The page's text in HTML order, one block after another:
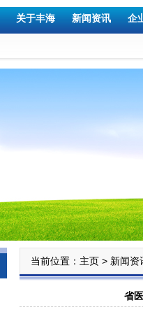
关于丰海 新闻资讯 企
当前位置： 主页 > 新闻资
省